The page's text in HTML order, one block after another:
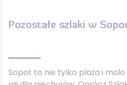
Pozostałe szlaki w
Sopot to nie tylko plaża i